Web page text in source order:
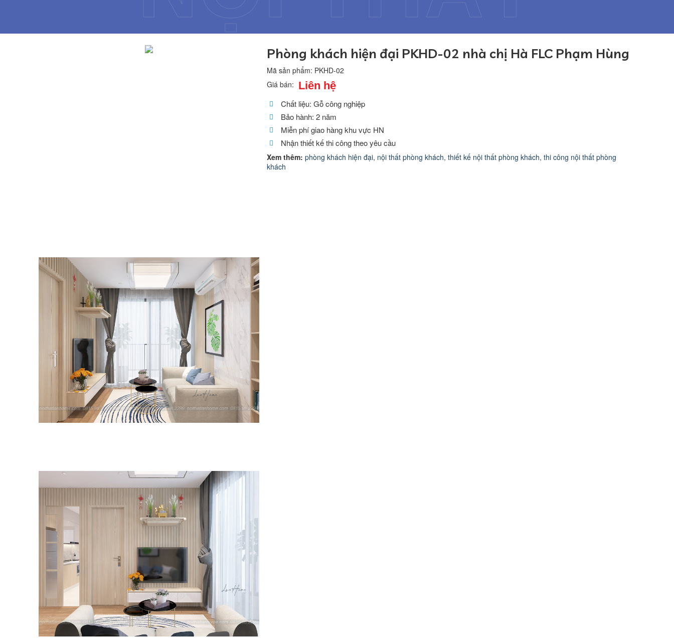
Phòng khách hiện đại PKHD-02 nhà chị Hà FLC Phạm Hùng
Mã sản phẩm: PKHD-02
Giá bán: Liên hệ
Chất liệu: Gỗ công nghiệp
Bảo hành: 2 năm
Miễn phí giao hàng khu vực HN
Nhận thiết kế thi công theo yêu cầu
Xem thêm: phòng khách hiện đại, nội thất phòng khách, thiết kế nội thất phòng khách, thi công nội thất phòng
khách